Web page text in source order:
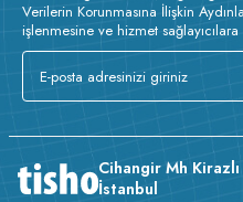
Verilerin Korunmasına İlişkin
işlenmesine ve hizmet sağlayıcılara
Cihangir Mh
İstanbul